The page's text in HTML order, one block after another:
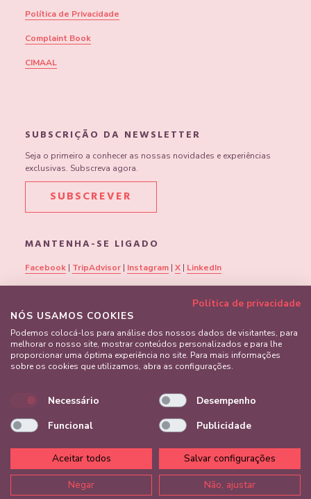
Política de Privacidade
Complaint Book
CIMAAL
SUBSCRIÇÃO DA NEWSLETTER
Seja o primeiro a conhecer as nossas novidades e experiências
exclusivas. Subscreva agora.
SUBSCREVER
MANTENHA-SE LIGADO
Facebook | TripAdvisor | Instagram | X | LinkedIn
©The Magnolia Hotel. Todos os direitos reservados. Criado por
Amadeus.
Política de privacidade
NÓS USAMOS COOKIES
Podemos colocá-los para análise dos nossos dados de visitantes, para
melhorar o nosso site, mostrar conteúdos personalizados e para lhe
proporcionar uma óptima experiência no site. Para mais informações
sobre os cookies que utilizamos, abra as configurações.
Necessário
Desempenho
Funcional
Publicidade
Aceitar todos
Salvar configurações
Negar
Não, ajustar